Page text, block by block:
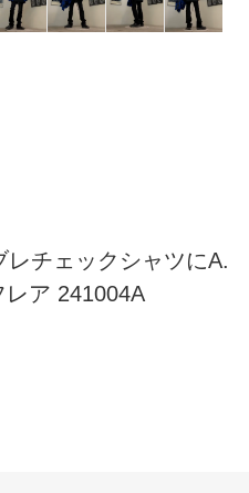
チェックシャツにA.
レア 241004A